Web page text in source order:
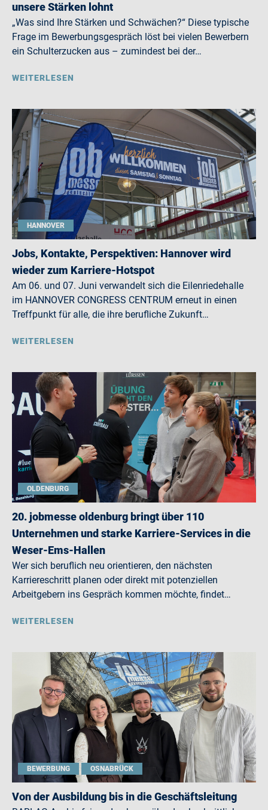
unsere Stärken lohnt
„Was sind Ihre Stärken und Schwächen?“ Diese typische
Frage im Bewerbungsgespräch löst bei vielen Bewerbern
ein Schulterzucken aus – zumindest bei der…
WEITERLESEN
HANNOVER
Jobs, Kontakte, Perspektiven: Hannover wird
wieder zum Karriere-Hotspot
Am 06. und 07. Juni verwandelt sich die Eilenriedehalle
im HANNOVER CONGRESS CENTRUM erneut in einen
Treffpunkt für alle, die ihre berufliche Zukunft…
WEITERLESEN
OLDENBURG
20. jobmesse oldenburg bringt über 110
Unternehmen und starke Karriere-Services in die
Weser-Ems-Hallen
Wer sich beruflich neu orientieren, den nächsten
Karriereschritt planen oder direkt mit potenziellen
Arbeitgebern ins Gespräch kommen möchte, findet…
WEITERLESEN
BEWERBUNG OSNABRÜCK
Von der Ausbildung bis in die Geschäftsleitung